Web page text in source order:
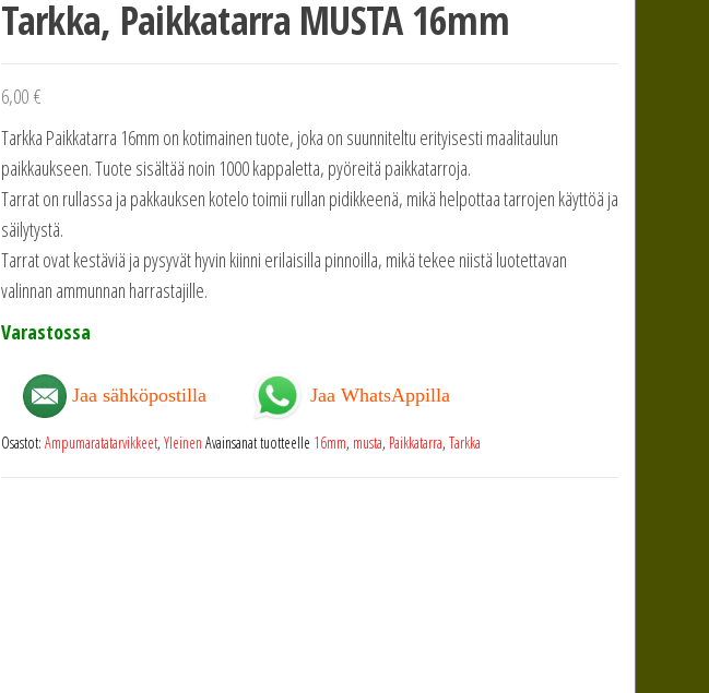
Tarkka, Paikkatarra MUSTA 16mm
6,00 €
Tarkka Paikkatarra 16mm on kotimainen tuote, joka on suunniteltu erityisesti maalitaulun
paikkaukseen. Tuote sisältää noin 1000 kappaletta, pyöreitä paikkatarroja.
Tarrat on rullassa ja pakkauksen kotelo toimii rullan pidikkeenä, mikä helpottaa tarrojen käyttöä ja
säilytystä.
Tarrat ovat kestäviä ja pysyvät hyvin kiinni erilaisilla pinnoilla, mikä tekee niistä luotettavan
valinnan ammunnan harrastajille.
Varastossa
Jaa sähköpostilla Jaa WhatsAppilla
Osastot: Ampumaratatarvikkeet, Yleinen Avainsanat tuotteelle 16mm, musta, Paikkatarra, Tarkka